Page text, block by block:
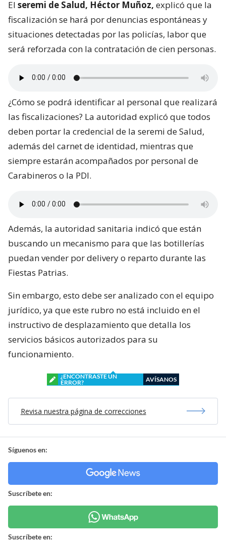
El seremi de Salud, Héctor Muñoz, explicó que la
fiscalización se hará por denuncias espontáneas y
situaciones detectadas por las policías, labor que
será reforzada con la contratación de cien personas.
¿Cómo se podrá identificar al personal que realizará
las fiscalizaciones? La autoridad explicó que todos
deben portar la credencial de la seremi de Salud,
además del carnet de identidad, mientras que
siempre estarán acompañados por personal de
Carabineros o la PDI.
Además, la autoridad sanitaria indicó que están
buscando un mecanismo para que las botillerías
puedan vender por delivery o reparto durante las
Fiestas Patrias.
Sin embargo, esto debe ser analizado con el equipo
jurídico, ya que este rubro no está incluido en el
instructivo de desplazamiento que detalla los
servicios básicos autorizados para su
funcionamiento.
¿ENCONTRASTE UN
ERROR?
AVÍSANOS
Revisa nuestra página de correcciones
Síguenos en:
Suscríbete en:
Suscríbete en: